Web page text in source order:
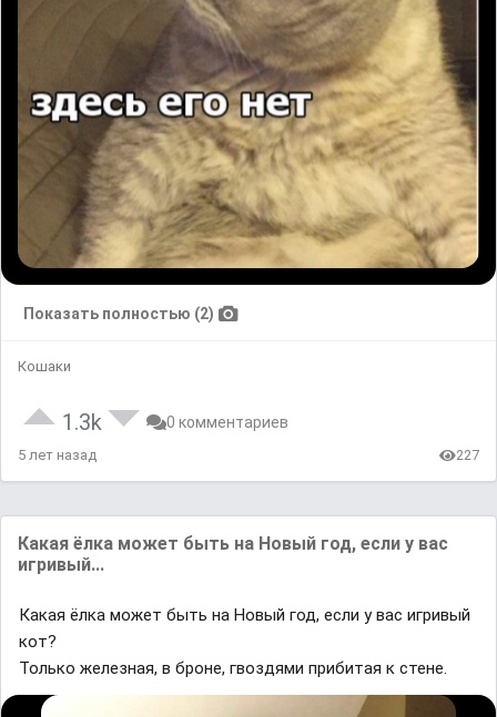
Показать полностью (2)
Кошаки
1.3k 0 комментариев
5 лет назад 227
Какая ёлка может быть на Новый год, если у вас
игривый...
Какая ёлка может быть на Новый год, если у вас игривый
кот?
Только железная, в броне, гвоздями прибитая к стене.